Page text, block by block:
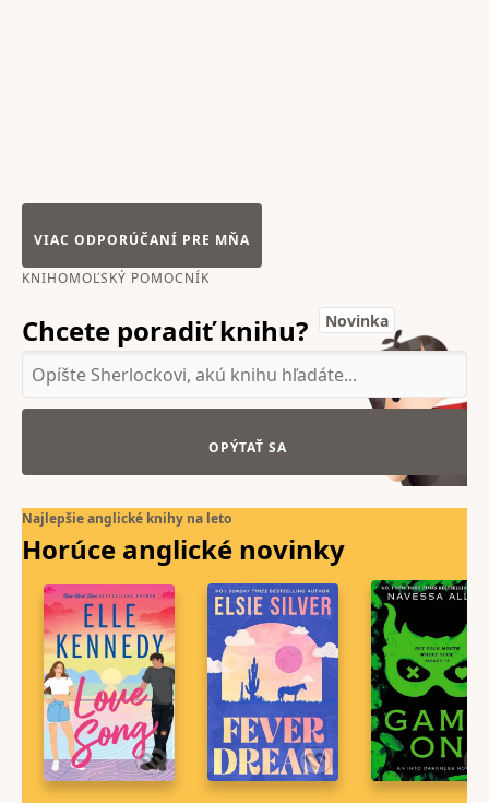
VIAC ODPORÚČANÍ PRE MŇA
KNIHOMOĽSKÝ POMOCNÍK
Chcete poradiť knihu? Novinka
OPÝTAŤ SA
Najlepšie anglické knihy na leto
Horúce anglické novinky